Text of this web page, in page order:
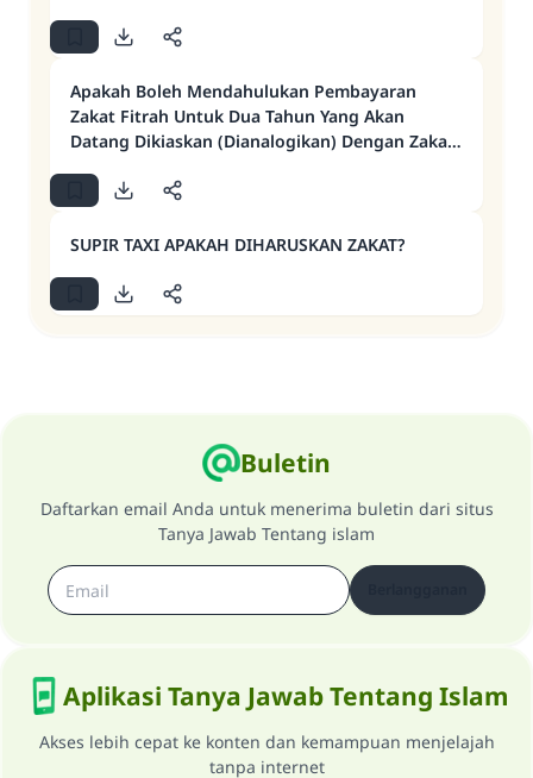
Apakah Boleh Mendahulukan Pembayaran
Zakat Fitrah Untuk Dua Tahun Yang Akan
Datang Dikiaskan (Dianalogikan) Dengan Zakat
SUPIR TAXI APAKAH DIHARUSKAN ZAKAT?
Buletin
Daftarkan email Anda untuk menerima buletin dari situs
Tanya Jawab Tentang islam
Aplikasi Tanya Jawab Tentang Islam
Akses lebih cepat ke konten dan kemampuan menjelajah
tanpa internet